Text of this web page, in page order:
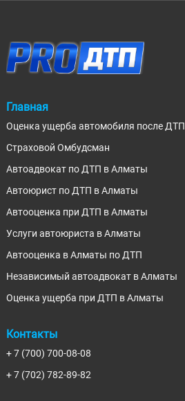
Главная
Оценка ущерба автомобиля после ДТП
Страховой Омбудсман
Автоадвокат по ДТП в Алматы
Автоюрист по ДТП в Алматы
Автооценка при ДТП в Алматы
Услуги автоюриста в Алматы
Автооценка в Алматы по ДТП
Независимый автоадвокат в Алматы
Оценка ущерба при ДТП в Алматы
Контакты
+ 7 (700) 700-08-08
+ 7 (702) 782-89-82